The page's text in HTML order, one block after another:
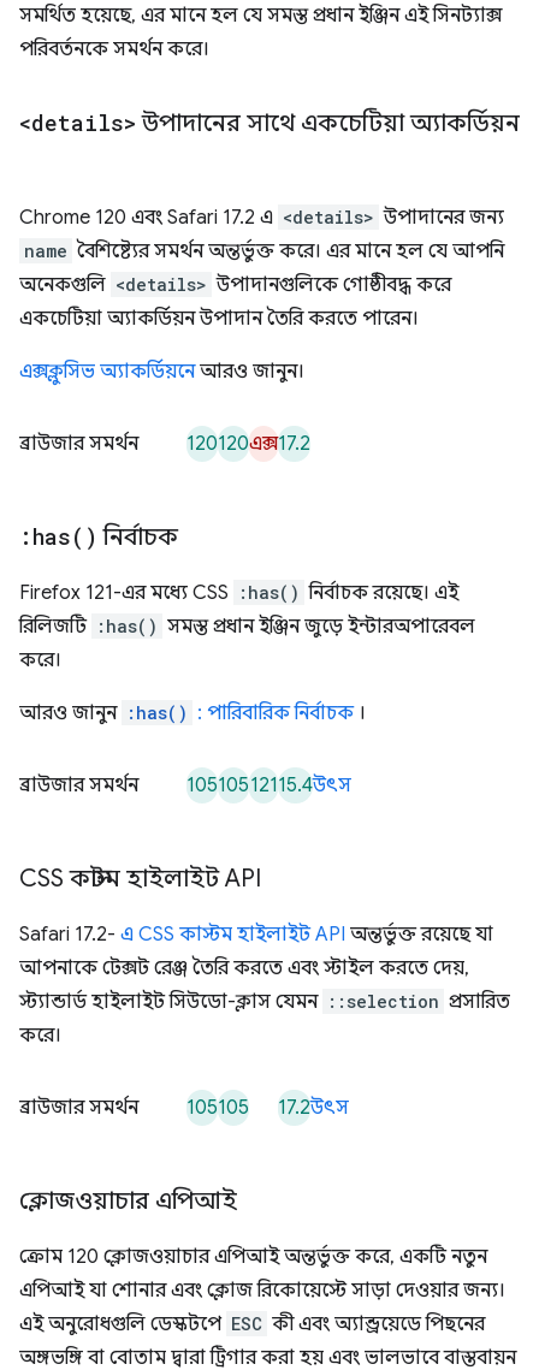
সমর্থিত হয়েছে, এর মানে হল যে সমস্ত প্রধান ইঞ্জিন এই সিনট্যাক্স
পরিবর্তনকে সমর্থন করে।
<details> উপাদানের সাথে একচেটিয়া অ্যাকর্ডিয়ন
Chrome 120 এবং Safari 17.2 এ <details> উপাদানের জন্য
name বৈশিষ্ট্যের সমর্থন অন্তর্ভুক্ত করে। এর মানে হল যে আপনি
অনেকগুলি <details> উপাদানগুলিকে গোষ্ঠীবদ্ধ করে
একচেটিয়া অ্যাকর্ডিয়ন উপাদান তৈরি করতে পারেন।
এক্সক্লুসিভ অ্যাকর্ডিয়নেআরও জানুন।
ব্রাউজার সমর্থন 120120এক্স17.2
: has( ) নির্বাচক
Firefox 121-এর মধ্যে CSS :has() নির্বাচক রয়েছে। এই
রিলিজটি :has() সমস্ত প্রধান ইঞ্জিন জুড়ে ইন্টারঅপারেবল
করে।
আরও জানুন :has() : পারিবারিক নির্বাচক।
ব্রাউজার সমর্থন 10510512115.4উৎস
CSS কাস্টম হাইলাইট API
Safari 17.2- এ CSS কাস্টম হাইলাইট API অন্তর্ভুক্ত রয়েছে যা
আপনাকে টেক্সট রেঞ্জ তৈরি করতে এবং স্টাইল করতে দেয়,
স্ট্যান্ডার্ড হাইলাইট সিউডো-ক্লাস যেমন ::selection প্রসারিত
করে।
ব্রাউজার সমর্থন 105105 17.2উৎস
ক্লোজওয়াচার এপিআই
ক্রোম 120 ক্লোজওয়াচার এপিআই অন্তর্ভুক্ত করে, একটি নতুন
এপিআই যা শোনার এবং ক্লোজ রিকোয়েস্টে সাড়া দেওয়ার জন্য।
এই অনুরোধগুলি ডেস্কটপে ESC কী এবং অ্যান্ড্রয়েডে পিছনের
অঙ্গভঙ্গি বা বোতাম দ্বারা ট্রিগার করা হয় এবং ভালভাবে বাস্তবায়ন